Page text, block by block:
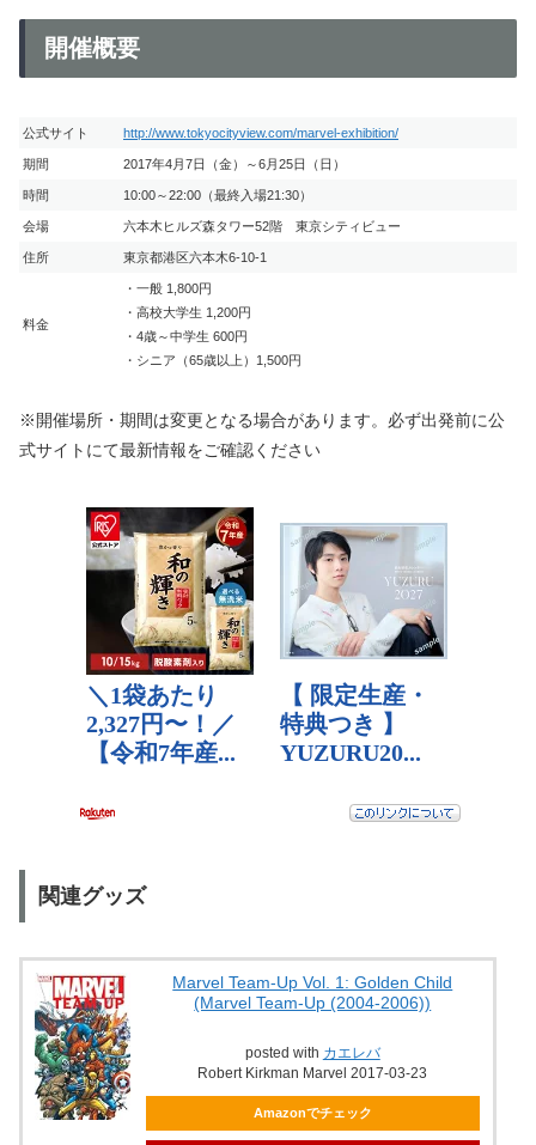
開催概要
公式サイト http://www.tokyocityview.com/marvel-exhibition/
期間 2017年4月7日（金）～6月25日（日）
時間 10:00～22:00（最終入場21:30）
会場 六本木ヒルズ森タワー52階 東京シティビュー
住所 東京都港区六本木6-10-1
料金
・一般 1,800円
・高校大学生 1,200円
・4歳～中学生 600円
・シニア（65歳以上）1,500円
※開催場所・期間は変更となる場合があります。必ず出発前に公
式サイトにて最新情報をご確認ください
関連グッズ
Marvel Team-Up Vol. 1: Golden Child
(Marvel Team-Up (2004-2006))
posted with カエレバ
Robert Kirkman Marvel 2017-03-23
Amazonでチェック